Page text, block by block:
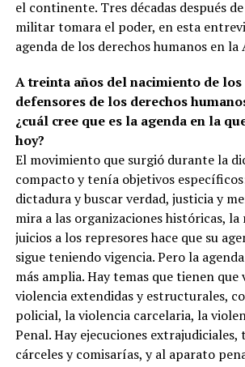
el continente. Tres décadas después
militar tomara el poder, en esta
agenda de los derechos humanos en
A treinta años del nacimiento de
defensores de los derechos
¿cuál cree que es la agenda en la
hoy?
El movimiento que surgió durante la
compacto y tenía objetivos
dictadura y buscar verdad, justicia y
mira a las organizaciones históricas,
juicios a los represores hace que su
sigue teniendo vigencia. Pero la
más amplia. Hay temas que tienen
violencia extendidas y estructurales,
policial, la violencia carcelaria, la
Penal. Hay ejecuciones
cárceles y comisarías, y al aparato